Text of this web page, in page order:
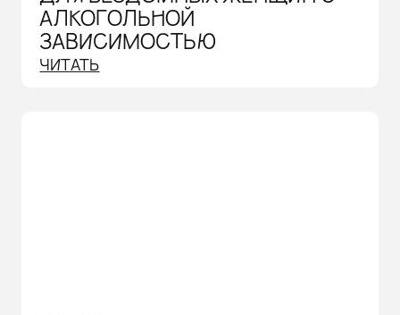
АЛКОГОЛЬНОЙ
ЗАВИСИМОСТЬЮ
ЧИТАТЬ